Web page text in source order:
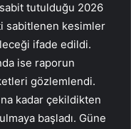
tutulduğu 2026
sabitlenen kesimler
ifade edildi.
ise raporun
gözlemlendi.
kadar çekildikten
başladı. Güne